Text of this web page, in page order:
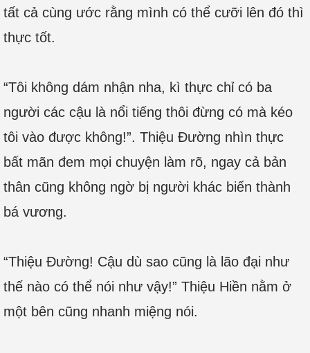
tất cả cùng ước rằng mình có thể cưỡi lên đó thì
thực tốt.
“Tôi không dám nhận nha, kì thực chỉ có ba
người các cậu là nổi tiếng thôi đừng có mà kéo
tôi vào được không!”. Thiệu Đường nhìn thực
bất mãn đem mọi chuyện làm rõ, ngay cả bản
thân cũng không ngờ bị người khác biến thành
bá vương.
“Thiệu Đường! Cậu dù sao cũng là lão đại như
thế nào có thể nói như vậy!” Thiệu Hiền nằm ở
một bên cũng nhanh miệng nói.